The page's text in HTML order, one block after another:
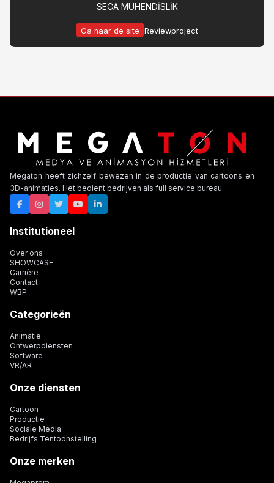
SECA MÜHENDİSLİK
Ga naar de site Reviewproject
Megaton heeft zichzelf bewezen in de productie van cartoons en
3D-animaties. Het bedient bedrijven als full service bureau.
Institutioneel
Over ons
SHOWCASE
Carrière
Contact
WBP
Categorieën
Animatie
Ontwerpdiensten
Software
VR/AR
Onze diensten
Cartoon
Productie
Sociale Media
Bedrijfs Tentoonstelling
Onze merken